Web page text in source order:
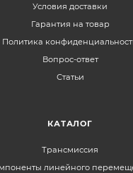
Условия доставки
Гарантия на товар
Политика
Вопрос-ответ
Статьи
КАТАЛОГ
Трансмиссия
линейного